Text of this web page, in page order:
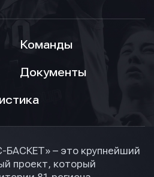
Команды
Документы
– это крупнейший
проект, который